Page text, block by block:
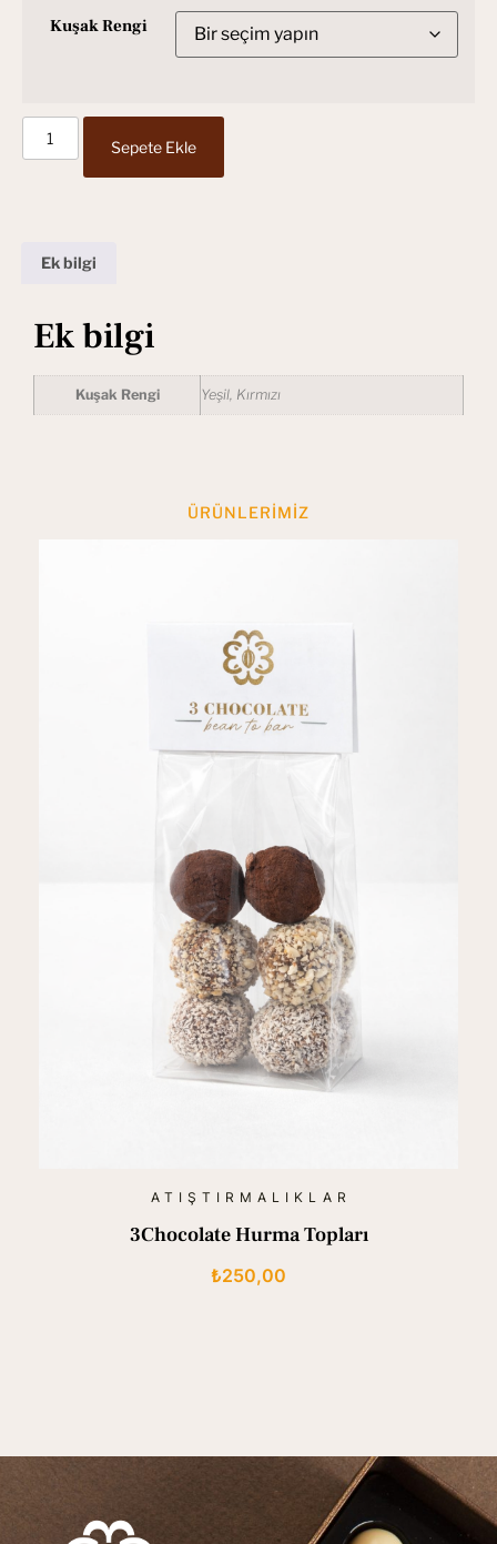
Kuşak Rengi
Sepete Ekle
Ek bilgi
Ek bilgi
Kuşak Rengi Yeşil, Kırmızı
ÜRÜNLERIMIZ
ATIŞTIRMALIKLAR
3Chocolate Hurma Topları
₺250,00